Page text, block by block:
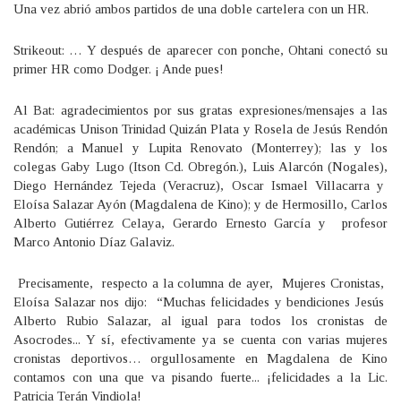
Una vez abrió ambos partidos de una doble cartelera con un HR.
Strikeout: … Y después de aparecer con ponche, Ohtani conectó su
primer HR como Dodger. ¡ Ande pues!
Al Bat: agradecimientos por sus gratas expresiones/mensajes a las
académicas Unison Trinidad Quizán Plata y Rosela de Jesús Rendón
Rendón; a Manuel y Lupita Renovato (Monterrey); las y los
colegas Gaby Lugo (Itson Cd. Obregón.), Luis Alarcón (Nogales),
Diego Hernández Tejeda (Veracruz), Oscar Ismael Villacarra y
Eloísa Salazar Ayón (Magdalena de Kino); y de Hermosillo, Carlos
Alberto Gutiérrez Celaya, Gerardo Ernesto García y profesor
Marco Antonio Díaz Galaviz.
Precisamente, respecto a la columna de ayer, Mujeres Cronistas,
Eloísa Salazar nos dijo: “Muchas felicidades y bendiciones Jesús
Alberto Rubio Salazar, al igual para todos los cronistas de
Asocrodes... Y sí, efectivamente ya se cuenta con varias mujeres
cronistas deportivos… orgullosamente en Magdalena de Kino
contamos con una que va pisando fuerte... ¡felicidades a la Lic.
Patricia Terán Vindiola!